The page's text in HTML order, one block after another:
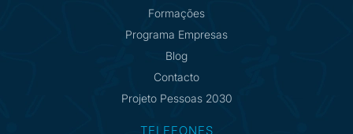
Formações
Programa Empresas
Blog
Contacto
Projeto Pessoas 2030
TELEFONES